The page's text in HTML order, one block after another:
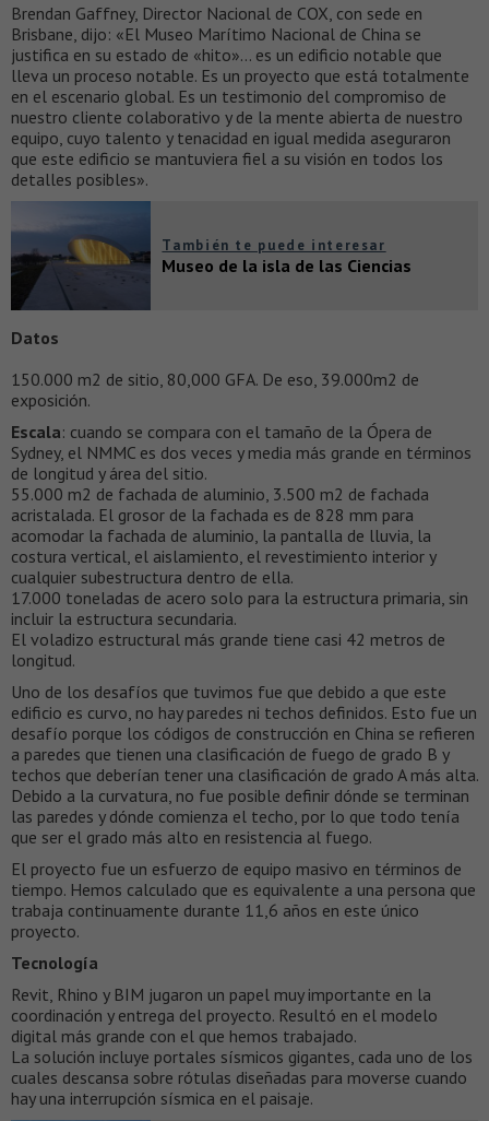
Brendan Gaffney, Director Nacional de COX, con sede en
Brisbane, dijo: «El Museo Marítimo Nacional de China se
justifica en su estado de «hito»… es un edificio notable que
lleva un proceso notable. Es un proyecto que está totalmente
en el escenario global. Es un testimonio del compromiso de
nuestro cliente colaborativo y de la mente abierta de nuestro
equipo, cuyo talento y tenacidad en igual medida aseguraron
que este edificio se mantuviera fiel a su visión en todos los
detalles posibles».
También te puede interesar
Museo de la isla de las Ciencias
Datos
150.000 m2 de sitio, 80,000 GFA. De eso, 39.000m2 de
exposición.
Escala: cuando se compara con el tamaño de la Ópera de
Sydney, el NMMC es dos veces y media más grande en términos
de longitud y área del sitio.
55.000 m2 de fachada de aluminio, 3.500 m2 de fachada
acristalada. El grosor de la fachada es de 828 mm para
acomodar la fachada de aluminio, la pantalla de lluvia, la
costura vertical, el aislamiento, el revestimiento interior y
cualquier subestructura dentro de ella.
17.000 toneladas de acero solo para la estructura primaria, sin
incluir la estructura secundaria.
El voladizo estructural más grande tiene casi 42 metros de
longitud.
Uno de los desafíos que tuvimos fue que debido a que este
edificio es curvo, no hay paredes ni techos definidos. Esto fue un
desafío porque los códigos de construcción en China se refieren
a paredes que tienen una clasificación de fuego de grado B y
techos que deberían tener una clasificación de grado A más alta.
Debido a la curvatura, no fue posible definir dónde se terminan
las paredes y dónde comienza el techo, por lo que todo tenía
que ser el grado más alto en resistencia al fuego.
El proyecto fue un esfuerzo de equipo masivo en términos de
tiempo. Hemos calculado que es equivalente a una persona que
trabaja continuamente durante 11,6 años en este único
proyecto.
Tecnología
Revit, Rhino y BIM jugaron un papel muy importante en la
coordinación y entrega del proyecto. Resultó en el modelo
digital más grande con el que hemos trabajado.
La solución incluye portales sísmicos gigantes, cada uno de los
cuales descansa sobre rótulas diseñadas para moverse cuando
hay una interrupción sísmica en el paisaje.